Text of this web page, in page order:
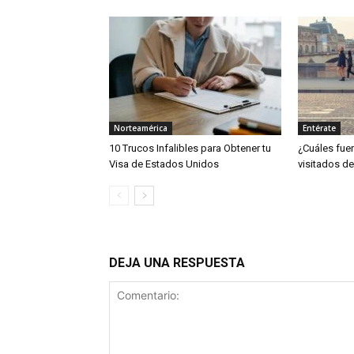
Norteamérica
10 Trucos Infalibles para Obtener tu
Visa de Estados Unidos
Entérate
¿Cuáles
visitados
DEJA UNA RESPUESTA